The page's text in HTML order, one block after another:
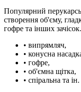
Популярний
створення об'єму,
гофре та інших
• випрямляч,
• конусна
• гофре,
• об'ємна щітка,
• спіральна та ін.